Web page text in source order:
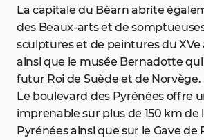
La capitale du Béarn abrite
des Beaux-arts et de
sculptures et de peintures du XVe
ainsi que le musée Bernadotte
futur Roi de Suède et de Norvège.
Le boulevard des Pyrénées offre
imprenable sur plus de 150 km de
Pyrénées ainsi que sur le Gave de